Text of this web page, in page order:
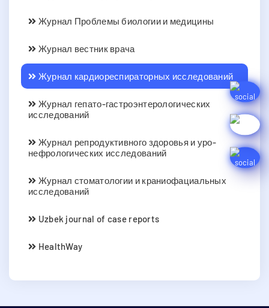
Журнал Проблемы биологии и медицины
Журнал вестник врача
Журнал кардиореспираторных исследований
Журнал гепато-гастроэнтерологических
исследований
Журнал репродуктивного здоровья и уро-
нефрологических исследований
Журнал стоматологии и краниофациальных
исследований
Uzbek journal of case reports
HealthWay